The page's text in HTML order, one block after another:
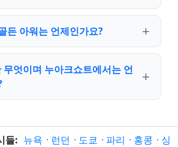
든 아워는 언제인가요?
무엇이며 누아크쇼트에서는 언
들: 뉴욕 · 런던 · 도쿄 · 파리 · 홍콩 · 싱